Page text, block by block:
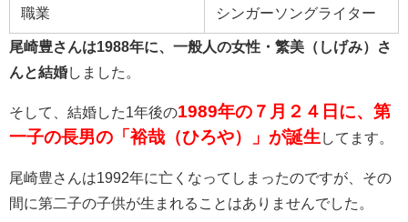
職業 シンガーソングライター
尾崎豊さんは1988年に、一般人の女性・繁美（しげみ）さ
んと結婚しました。
そして、結婚した1年後の1989年の７月２４日に、第
一子の長男の「裕哉（ひろや）」が誕生 してます。
尾崎豊さんは1992年に亡くなってしまったのですが、その
間に第二子の子供が生まれることはありませんでした。